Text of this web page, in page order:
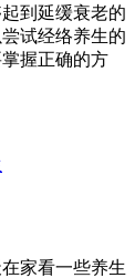
到延缓衰老的
试经络养生的
握正确的方
家看一些养生